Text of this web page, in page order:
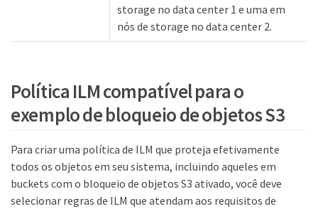
storage no data center 1 e uma em
nós de storage no data center 2.
Política ILM compatível para o
exemplo de bloqueio de objetos S3
Para criar uma política de ILM que proteja efetivamente
todos os objetos em seu sistema, incluindo aqueles em
buckets com o bloqueio de objetos S3 ativado, você deve
selecionar regras de ILM que atendam aos requisitos de